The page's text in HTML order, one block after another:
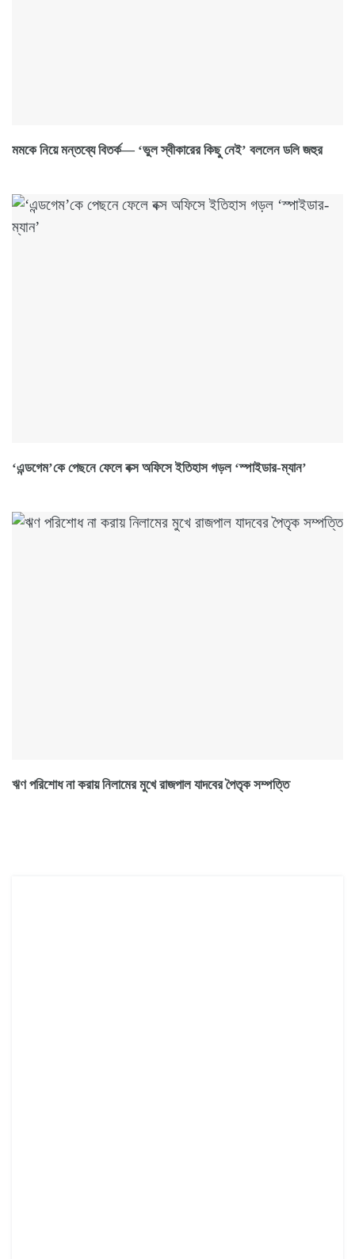
মমকে নিয়ে মন্তব্যে বিতর্ক— ‘ভুল স্বীকারের কিছু নেই’ বললেন ডলি জহুর
‘এন্ডগেম’কে পেছনে ফেলে বক্স অফিসে ইতিহাস গড়ল ‘স্পাইডার-ম্যান’
ঋণ পরিশোধ না করায় নিলামের মুখে রাজপাল যাদবের পৈতৃক সম্পত্তি